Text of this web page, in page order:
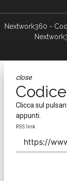
Nextwork360 -
close
Clicca sul
appunti.
RSS link